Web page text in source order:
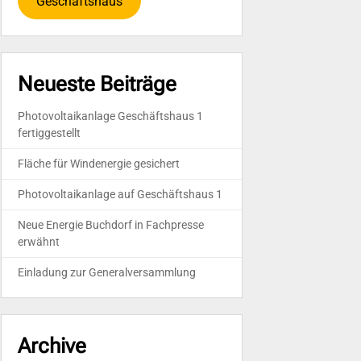
Neueste Beiträge
Photovoltaikanlage Geschäftshaus 1
fertiggestellt
Fläche für Windenergie gesichert
Photovoltaikanlage auf Geschäftshaus 1
Neue Energie Buchdorf in Fachpresse
erwähnt
Einladung zur Generalversammlung
Archive